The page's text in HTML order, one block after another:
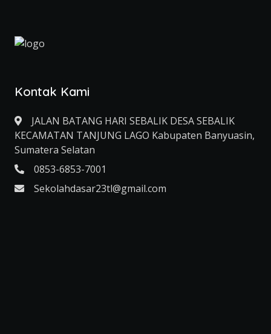
Kontak Kami
JALAN BATANG HARI SEBALIK DESA SEBALIK
KECAMATAN TANJUNG LAGO Kabupaten Banyuasin,
Sumatera Selatan
0853-6853-7001
Sekolahdasar23tl@gmail.com